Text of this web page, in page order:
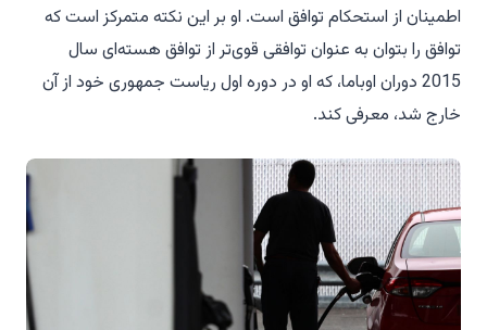
اطمینان از استحکام توافق است. او بر این نکته متمرکز است که
توافق را بتوان به عنوان توافقی قوی‌تر از توافق هسته‌ای سال
2015 دوران اوباما، که او در دوره اول ریاست جمهوری خود از آن
خارج شد، معرفی کند.